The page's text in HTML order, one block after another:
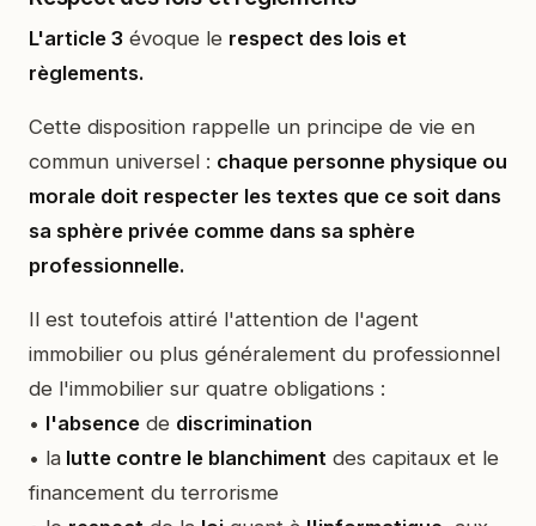
L'article 3 évoque le respect des lois et
règlements.
Cette disposition rappelle un principe de vie en
commun universel : chaque personne physique ou
morale doit respecter les textes que ce soit dans
sa sphère privée comme dans sa sphère
professionnelle.
Il est toutefois attiré l'attention de l'agent
immobilier ou plus généralement du professionnel
de l'immobilier sur quatre obligations :
• l'absence de discrimination
• la lutte contre le blanchiment des capitaux et le
financement du terrorisme